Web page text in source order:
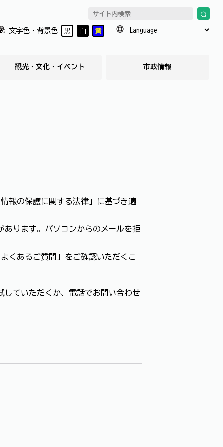
文字色・背景色 黒 白 黄
観光・文化・イベント 市政情報
報の保護に関する法律」に基づき適
あります。パソコンからのメールを拒
くあるご質問」をご確認いただくこ
ていただくか、電話でお問い合わせ